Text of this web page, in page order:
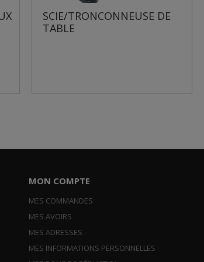
SCIE SAUTEUSE PENDULAIRE
600W
MON COMPTE
MES COMMANDES
MES AVOIRS
MES ADRESSES
MES INFORMATIONS PERSONNELLES